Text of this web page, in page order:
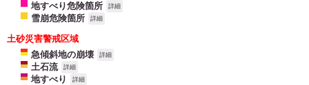
地すべり危険箇所 詳細
雪崩危険箇所 詳細
土砂災害警戒区域
急傾斜地の崩壊
詳細
土石流 詳細
地すべり 詳細